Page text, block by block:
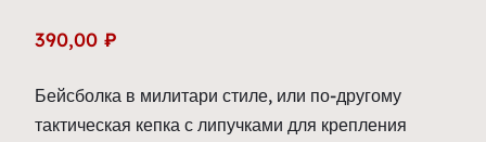
390,00 ₽
Бейсболка в милитари стиле, или по-другому
тактическая кепка с липучками для крепления